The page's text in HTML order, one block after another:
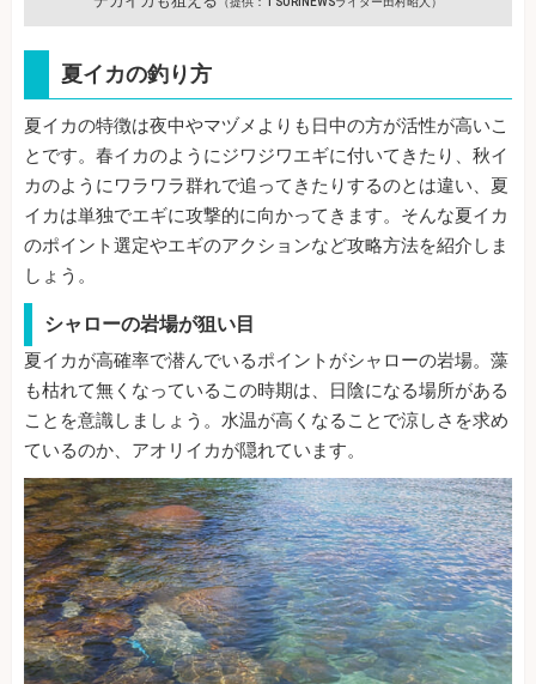
夏イカの釣り方
夏イカの特徴は夜中やマヅメよりも日中の方が活性が高いこ
とです。春イカのようにジワジワエギに付いてきたり、秋イ
カのようにワラワラ群れで追ってきたりするのとは違い、夏
イカは単独でエギに攻撃的に向かってきます。そんな夏イカ
のポイント選定やエギのアクションなど攻略方法を紹介しま
しょう。
シャローの岩場が狙い目
夏イカが高確率で潜んでいるポイントがシャローの岩場。藻
も枯れて無くなっているこの時期は、日陰になる場所がある
ことを意識しましょう。水温が高くなることで涼しさを求め
ているのか、アオリイカが隠れています。